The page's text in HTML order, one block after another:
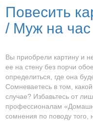
Повесить
/ Муж на час
Вы приобрели картину и
ее на стену без порчи
определиться, где она
Сомневаетесь в том,
случае? Избавьтесь от
профессионалам
сомнения по поводу того,